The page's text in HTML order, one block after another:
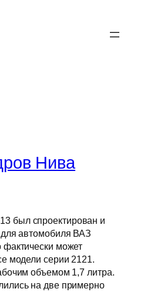
Нива
был спроектирован и
для автомобиля ВАЗ
может
модели серии 2121.
объемом 1,7 литра.
на две примерно